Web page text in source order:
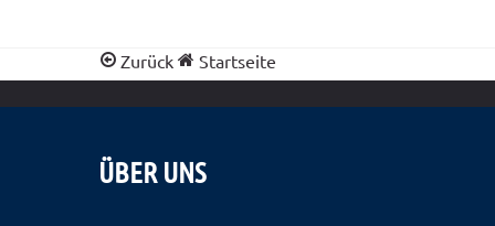
Zurück Startseite
ÜBER UNS